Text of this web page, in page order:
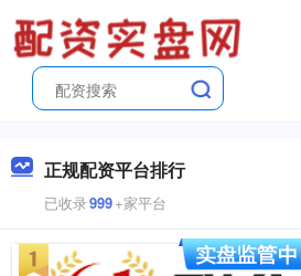
正规配资平台排行
已收录999+家平台